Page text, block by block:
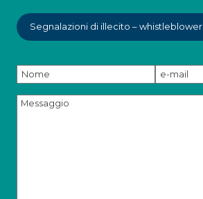
Segnalazioni di illecito – whistleblower